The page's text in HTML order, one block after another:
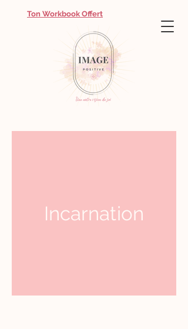
Ton Workbook Offert
Incarnation